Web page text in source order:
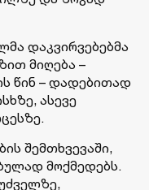
დაკვირვებებმა
მიღება –
წინ – დადებითად
ასევე
შემთხვევაში,
მოქმედებს.